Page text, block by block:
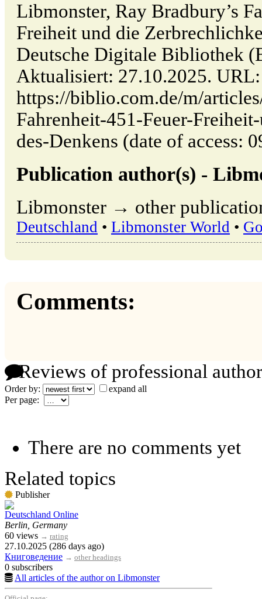
Libmonster, Ray Bradbury’s
Freiheit und die
Deutsche Digitale Bibliothek
Aktualisiert: 27.10.2025. URL:
https://biblio.com.de/m/
Fahrenheit-451-Feuer-
des-Denkens (date of access:
Publication author(s) -
Libmonster → other
Deutschland • Libmonster World •
Comments:
Reviews of professional
Order by:
expand all
Per page:
There are no comments yet
Related topics
Publisher
Deutschland Online
Berlin, Germany
60 views → rating
27.10.2025 (286 days ago)
Книговедение → other headings
0 subscribers
All articles of the author on Libmonster